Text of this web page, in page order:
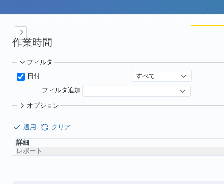
作業時間
フィルタ
日付
すべて
フィルタ追加
オプション
適用
クリア
詳細
レポート